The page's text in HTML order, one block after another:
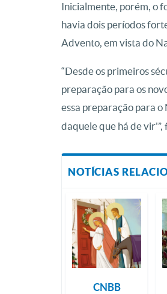
Inicialmente, porém, o
havia dois períodos
Advento, em vista do
“Desde os primeiros
preparação para os
essa preparação para o
daquele que há de vir'”,
NOTÍCIAS
CNBB